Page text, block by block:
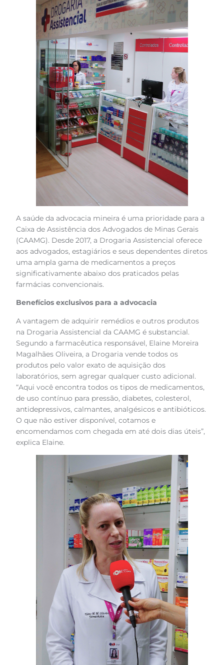
A saúde da advocacia mineira é uma prioridade para a
Caixa de Assistência dos Advogados de Minas Gerais
(CAAMG). Desde 2017, a Drogaria Assistencial oferece
aos advogados, estagiários e seus dependentes diretos
uma ampla gama de medicamentos a preços
significativamente abaixo dos praticados pelas
farmácias convencionais.
Benefícios exclusivos para a advocacia
A vantagem de adquirir remédios e outros produtos
na Drogaria Assistencial da CAAMG é substancial.
Segundo a farmacêutica responsável, Elaine Moreira
Magalhães Oliveira, a Drogaria vende todos os
produtos pelo valor exato de aquisição dos
laboratórios, sem agregar qualquer custo adicional.
“Aqui você encontra todos os tipos de medicamentos,
de uso contínuo para pressão, diabetes, colesterol,
antidepressivos, calmantes, analgésicos e antibióticos.
O que não estiver disponível, cotamos e
encomendamos com chegada em até dois dias úteis”,
explica Elaine.